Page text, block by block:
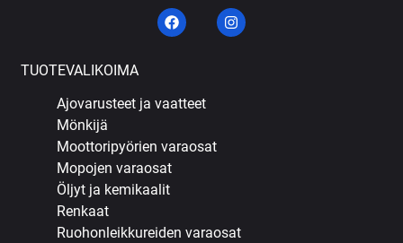
TUOTEVALIKOIMA
Ajovarusteet ja vaatteet
Mönkijä
Moottoripyörien varaosat
Mopojen varaosat
Öljyt ja kemikaalit
Renkaat
Ruohonleikkureiden varaosat